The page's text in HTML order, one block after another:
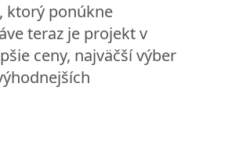
ktorý ponúkne
teraz je projekt v
ceny, najväčší výber